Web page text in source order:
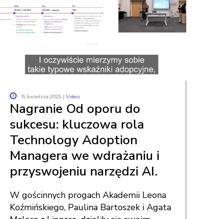
15 kwietnia 2025 | Video
Nagranie Od oporu do
sukcesu: kluczowa rola
Technology Adoption
Managera we wdrażaniu i
przyswojeniu narzędzi AI.
W gościnnych progach Akademii Leona
Koźmińskiego, Paulina Bartoszek i Agata